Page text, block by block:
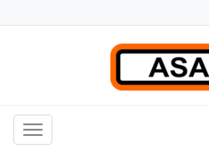
Toggle navigation